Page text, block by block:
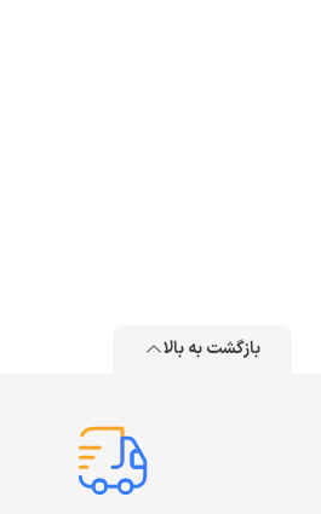
بازگشت به بالا